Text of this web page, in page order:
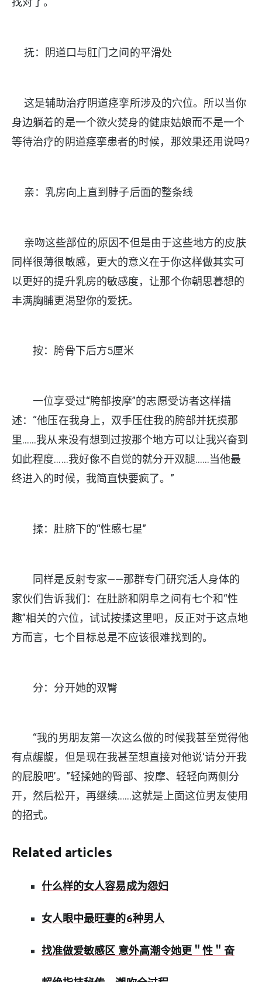
抚：阴道口与肛门之间的平滑处
这是辅助治疗阴道痉挛所涉及的穴位。所以当你
身边躺着的是一个欲火焚身的健康姑娘而不是一个
等待治疗的阴道痉挛患者的时候，那效果还用说吗?
亲：乳房向上直到脖子后面的整条线
亲吻这些部位的原因不但是由于这些地方的皮肤
同样很薄很敏感，更大的意义在于你这样做其实可
以更好的提升乳房的敏感度，让那个你朝思暮想的
丰满胸脯更渴望你的爱抚。
按：胯骨下后方5厘米
一位享受过“胯部按摩”的志愿受访者这样描
述：“他压在我身上，双手压住我的胯部并抚摸那
里……我从来没有想到过按那个地方可以让我兴奋到
如此程度……我好像不自觉的就分开双腿……当他最
终进入的时候，我简直快要疯了。”
揉：肚脐下的“性感七星”
同样是反射专家——那群专门研究活人身体的
家伙们告诉我们：在肚脐和阴阜之间有七个和“性
趣”相关的穴位，试试按揉这里吧，反正对于这点地
方而言，七个目标总是不应该很难找到的。
分：分开她的双臀
“我的男朋友第一次这么做的时候我甚至觉得他
有点龌龊，但是现在我甚至想直接对他说‘请分开我
的屁股吧’。”轻揉她的臀部、按摩、轻轻向两侧分
开，然后松开，再继续……这就是上面这位男友使用
的招式。
Related articles
什么样的女人容易成为怨妇
女人眼中最旺妻的6种男人
找准做爱敏感区 意外高潮令她更＂性＂奋